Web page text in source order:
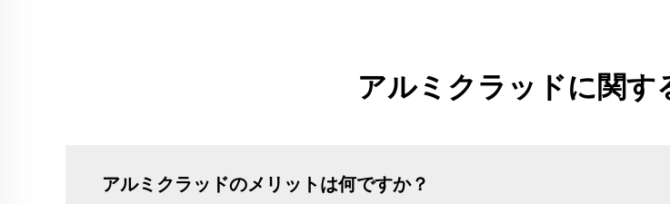
アルミクラッドに関す
アルミクラッドのメリットは何ですか？